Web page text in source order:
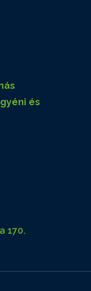
és
170.